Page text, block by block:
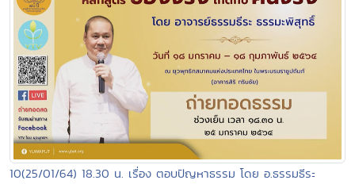
10(25/01/64) 18.30 น. เรื่อง ตอบปัญหาธรรม โดย อ.ธรรมธีระ